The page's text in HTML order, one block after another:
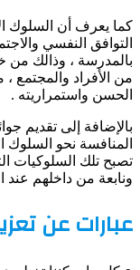
كما يعرف أن السلوك
التوافق النفسي
بالمدرسة ، وذالك من
من الأفراد والمجتمع ،
الحسن واستمراريته .
بالإضافة إلى تقديم
المنافسة نحو السلوك
تصبح تلك السلوكيات
ونابعة من داخلهم عند
عبارات عن